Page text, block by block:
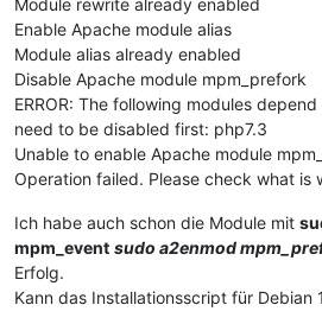
Enable Apache module alias
Module alias already enabled
Disable Apache module mpm_prefork
ERROR: The following modules
need to be disabled first: php7.3
Unable to enable Apache module
Operation failed. Please check what is
Ich habe auch schon die Module mit
mpm_event sudo a2enmod
Erfolg.
Kann das Installationsscript für Debian